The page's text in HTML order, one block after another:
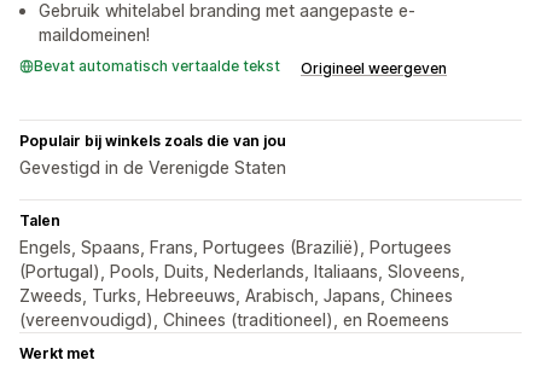
Gebruik whitelabel branding met aangepaste e-
maildomeinen!
Bevat automatisch vertaalde tekst Origineel weergeven
Populair bij winkels zoals die van jou
Gevestigd in de Verenigde Staten
Talen
Engels, Spaans, Frans, Portugees (Brazilië), Portugees
(Portugal), Pools, Duits, Nederlands, Italiaans, Sloveens,
Zweeds, Turks, Hebreeuws, Arabisch, Japans, Chinees
(vereenvoudigd), Chinees (traditioneel), en Roemeens
Werkt met